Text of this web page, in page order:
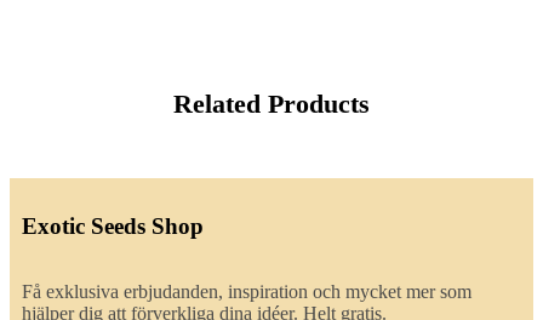
Related Products
Exotic Seeds Shop
Få exklusiva erbjudanden, inspiration och mycket mer som
hjälper dig att förverkliga dina idéer. Helt gratis.